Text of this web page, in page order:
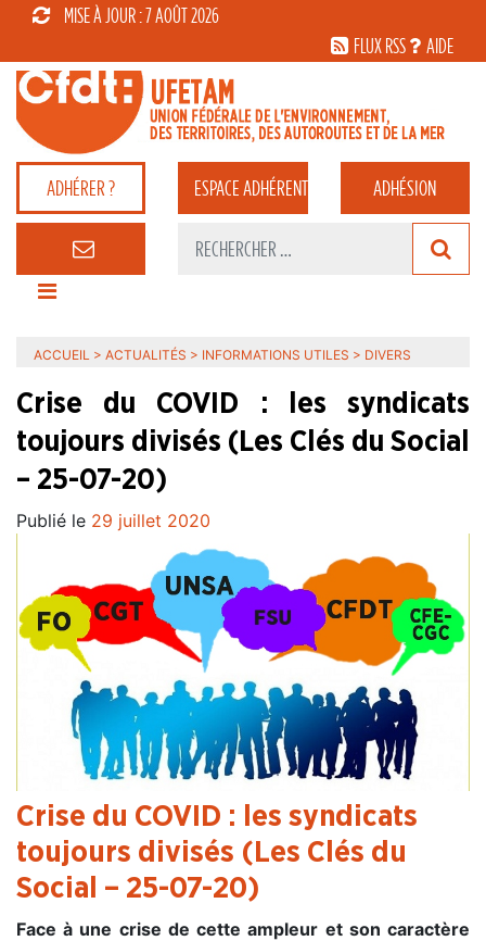
MISE À JOUR : 7 AOÛT 2026
FLUX RSS
AIDE
ADHÉRER ? ESPACEADHÉRENT ADHÉSION
ACCUEIL > ACTUALITÉS > INFORMATIONS UTILES > DIVERS
Crise du COVID : les syndicats
toujours divisés (Les Clés du Social
– 25-07-20)
Publié le 29 juillet 2020
Crise du COVID : les syndicats
toujours divisés (Les Clés du
Social – 25-07-20)
Face à une crise de cette ampleur et son caractère